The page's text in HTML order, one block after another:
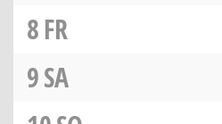
8FR
9SA